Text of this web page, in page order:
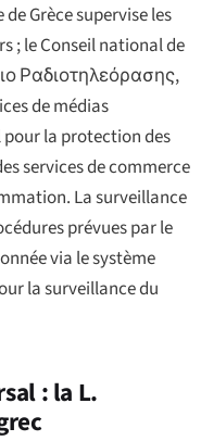
Grèce supervise les
; le Conseil national de
Ραδιοτηλεόρασης,
de médias
la protection des
services de commerce
La surveillance
prévues par le
via le système
la surveillance du
: la L.